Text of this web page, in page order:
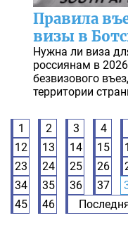
Правила
визы в
Нужна ли виза
россиянам в
безвизового
территории
1 2 3 4
12
13 14 15
23
24 25 26
34
35 36 37
45
46